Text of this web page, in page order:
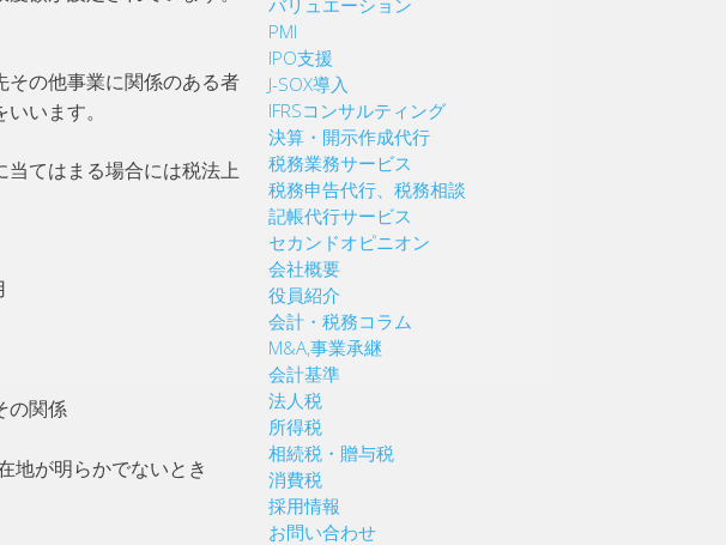
その他事業に関係のある者
います。
てはまる場合には税法上
の関係
地が明らかでないとき
PMI
IPO支援
J-SOX導入
IFRSコンサルティング
決算・開示作成代行
税務業務サービス
税務申告代行、税務相談
記帳代行サービス
セカンドオピニオン
会社概要
役員紹介
会計・税務コラム
M&A,事業承継
会計基準
法人税
所得税
相続税・贈与税
消費税
採用情報
お問い合わせ